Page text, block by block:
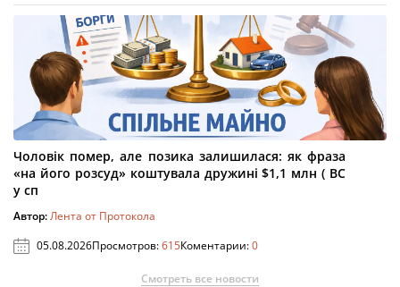
Чоловік помер, але позика залишилася: як фраза
«на його розсуд» коштувала дружині $1,1 млн ( ВС
у сп
Автор:Лента от Протокола
05.08.2026Просмотров:615Коментарии:0
Смотреть все новости